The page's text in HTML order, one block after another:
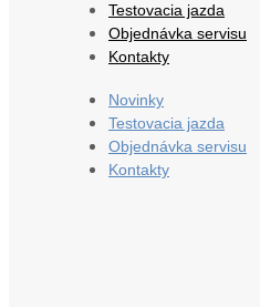
Testovacia jazda
Objednávka servisu
Kontakty
Novinky
Testovacia jazda
Objednávka servisu
Kontakty